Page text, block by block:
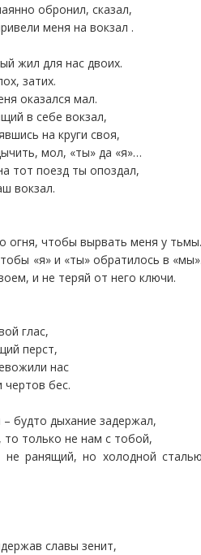
обронил, сказал,
меня на вокзал .
жил для нас двоих.
затих.
оказался мал.
в себе вокзал,
на круги своя,
мол, «ты» да «я»…
тот поезд ты опоздал,
вокзал.
огня, чтобы вырвать меня у тьмы.
«я» и «ты» обратилось в
и не теряй от него ключи.
глас,
перст,
нас
чертов бес.
будто дыхание задержал,
только не нам с тобой,
ранящий, но холодной
славы зенит,